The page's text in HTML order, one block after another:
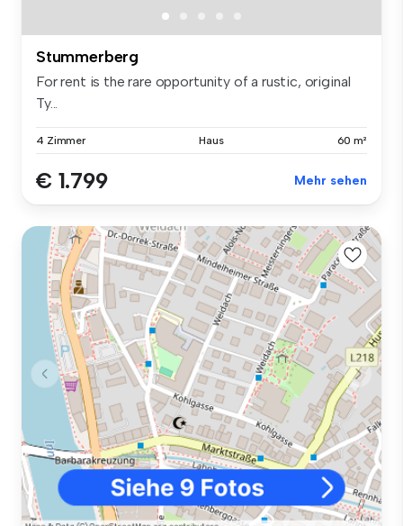
Stummerberg
For rent is the rare opportunity of a rustic, original
Ty...
4 Zimmer Haus 60 m²
€ 1.799 Mehr sehen